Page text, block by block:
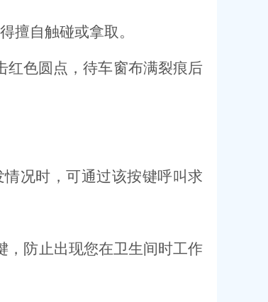
擅自触碰或拿取。
红色圆点，待车窗布满裂痕后
况时，可通过该按键呼叫求
，防止出现您在卫生间时工作